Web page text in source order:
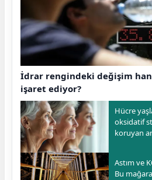
İdrar rengindeki değişim
işaret ediyor?
Hücre
oksidatif
koruyan
Astım ve
Bu